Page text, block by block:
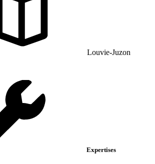
Louvie-Juzon
Expertises